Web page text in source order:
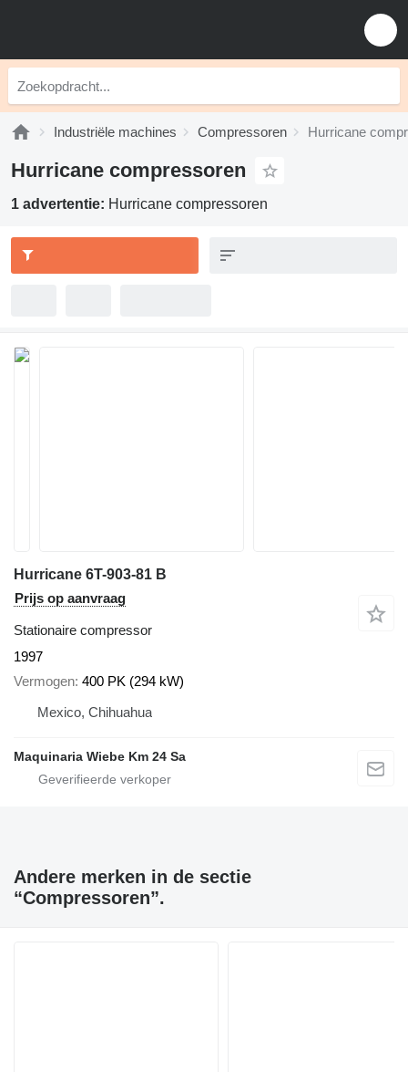
Industriële machines Compressoren Hurricane
Hurricane compressoren
1 advertentie: Hurricane compressoren
Hurricane 6T-903-81 B
Prijs op aanvraag
Stationaire compressor
1997
Vermogen 400 PK (294 kW)
Mexico, Chihuahua
Maquinaria Wiebe Km 24 Sa
Andere merken in de sectie
“Compressoren”.